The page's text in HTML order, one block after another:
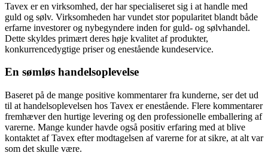
Tavex er en virksomhed, der har specialiseret sig i at handle med
guld og sølv. Virksomheden har vundet stor popularitet blandt både
erfarne investorer og nybegyndere inden for guld- og sølvhandel.
Dette skyldes primært deres høje kvalitet af produkter,
konkurrencedygtige priser og enestående kundeservice.
En sømløs handelsoplevelse
Baseret på de mange positive kommentarer fra kunderne, ser det ud
til at handelsoplevelsen hos Tavex er enestående. Flere kommentarer
fremhæver den hurtige levering og den professionelle emballering af
varerne. Mange kunder havde også positiv erfaring med at blive
kontaktet af Tavex efter modtagelsen af varerne for at sikre, at alt var
som det skulle være.